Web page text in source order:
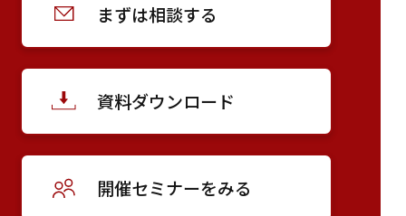
まずは相談する
資料ダウンロード
開催セミナーをみる